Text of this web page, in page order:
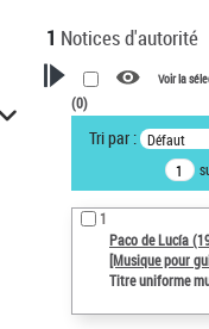
1 Notices d'autorité
VOTRE RECHERCHE
Recherche
notices d’autorité
Œuvres liées à
Paco de Lucía
Auteur d’œuvre
Voir la
(0)
Tri par : Défaut
1
Paco de Lucía
[Musique pour
Titre uniforme